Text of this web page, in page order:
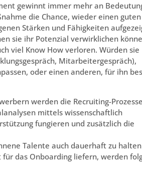
gewinnt immer mehr an
die Chance, wieder einen guten
Stärken und Fähigkeiten
sie ihr Potenzial verwirklichen
viel Know How verloren. Würden sie
Mitarbeitergespräch),
oder einen anderen, für ihn
werden die Recruiting-Prozesse
mittels wissenschaftlich
fungieren und zusätzlich die
Talente auch dauerhaft zu halten
das Onboarding liefern, werden